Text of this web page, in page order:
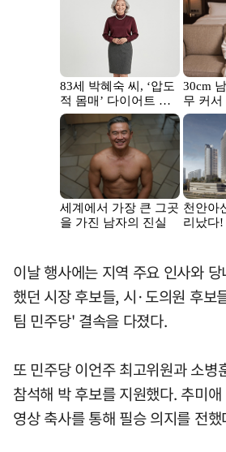
이날 행사에는 지역 주요 인사와
했던 시장 후보들, 시·도의원 후보
팀 민주당' 결속을 다졌다.
또 민주당 이언주 최고위원과 소병
참석해 박 후보를 지원했다. 추미
영상 축사를 통해 필승 의지를 전했